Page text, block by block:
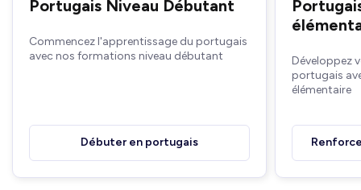
Portugais Niveau Débutant
Commencez l'apprentissage du portugais
avec nos formations niveau débutant
Débuter en portugais
Développez
portugais
élémentaire